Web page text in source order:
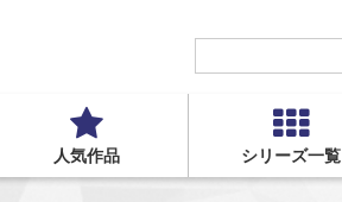
人気作品 シリーズ一覧